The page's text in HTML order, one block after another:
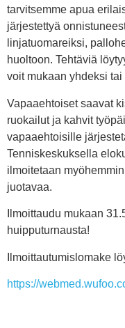
tarvitsemme apua
järjestettyä
linjatuomareiksi,
huoltoon. Tehtäviä
voit mukaan yhdeksi
Vapaaehtoiset saavat
ruokailut ja kahvit
vapaaehtoisille
Tenniskeskuksella
ilmoitetaan
juotavaa.
Ilmoittaudu mukaan
huipputurnausta!
Ilmoittautumislomake
https://